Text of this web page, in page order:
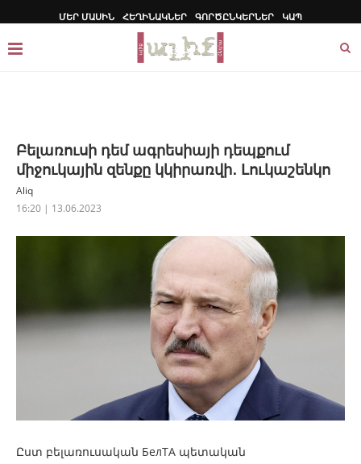
ՄԵՐ ՄԱՍԻՆ ՀԵՂԻՆԱԿՆԵՐ ԳՈՐԾԸՆԿԵՐՆԵՐ ԿԱՊ
Բելառուսի դեմ ագրեսիայի դեպքում
միջուկային զենքը կկիրառվի․ Լուկաշենկո
Aliq
16:20 | 13.06.2023
Ըստ բելառուսական БелТА պետական